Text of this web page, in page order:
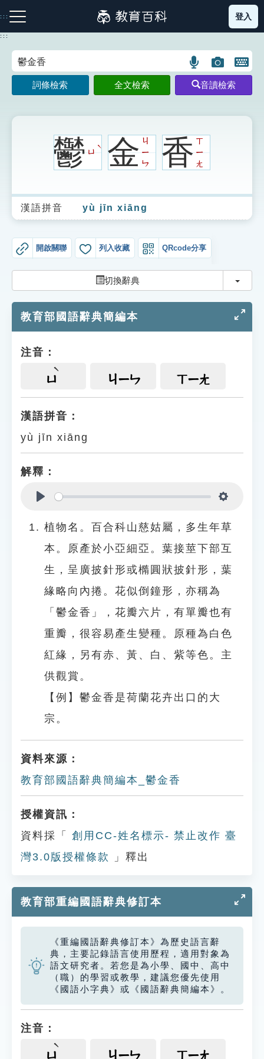
到
主
:::
注音索引圖示 筆畫索引圖示 部首索引表圖示
生字詞彙表
成語故事
索引選單
單字索引
遊戲專區
貓頭鷹博士
登入
:::
語
言
搜
示
圖
片
搜
開
鍵
圖
詞條檢索 全文檢索 音讀檢索
鬱ㄩ
ˋ 金ㄐ
ㄧ
ㄣ
香ㄒ
ㄧ
ㄤ
漢語拼音 yù jīn xiāng
開啟關聯 列入收藏 QRcode分享
切換辭典 切換
教育部國語辭典簡編本
注音：
ㄩ ㄐㄧㄣ ㄒㄧㄤ
漢語拼音：
yù jīn xiāng
解釋：
植物名。百合科山慈姑屬，多生年草
本。原產於小亞細亞。葉接莖下部互
生，呈廣披針形或橢圓狀披針形，葉
緣略向內捲。花似倒鐘形，亦稱為
「鬱金香」，花瓣六片，有單瓣也有
重瓣，很容易產生變種。原種為白色
紅緣，另有赤、黃、白、紫等色。主
供觀賞。
【例】鬱金香是荷蘭花卉出口的大
宗。
資料來源：
教育部國語辭典簡編本_鬱金香
授權資訊：
資料採「
創用CC-姓名標示- 禁止改作 臺
灣3.0版授權條款
」釋出
教育部重編國語辭典修訂本
《重編國語辭典修訂本》為歷史語言辭
典，主要記錄語言使用歷程，適用對象為
語文研究者。若您是為小學、國中、高中
（職）的學習或教學，建議您優先使用
《國語小字典》或《國語辭典簡編本》。
注音：
ㄩ ㄐㄧㄣ ㄒㄧㄤ